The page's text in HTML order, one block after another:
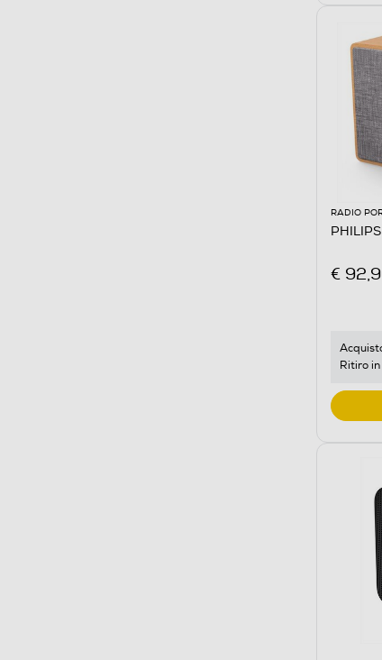
RADIO
€
Ritiro